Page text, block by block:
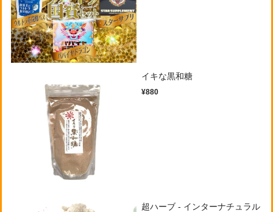
イキな黒和糖
¥880
超ハーブ - インターナチュラル